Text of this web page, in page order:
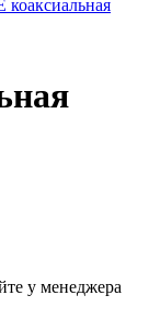
у менеджера